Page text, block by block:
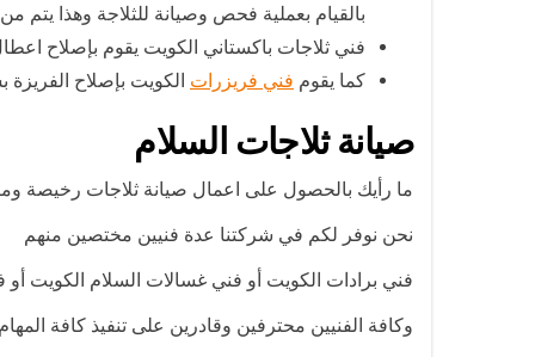
بالقيام بعملية فحص وصيانة للثلاجة وهذا يتم
فني ثلاجات باكستاني الكويت يقوم بإصلاح
كما يقوم فني فريزرات الكويت بإصلاح الفريزة
صيانة ثلاجات السلام
ما رأيك بالحصول على اعمال صيانة ثلاجات رخيصة
نحن نوفر لكم في شركتنا عدة فنيين مختصين منهم
فني برادات الكويت أو فني غسالات السلام الكويت
وكافة الفنيين محترفين وقادرين على تنفيذ كافة